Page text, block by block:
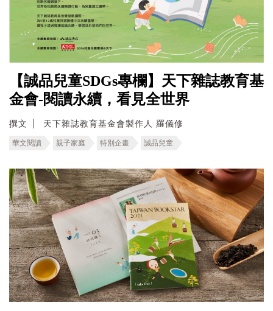
【誠品兒童SDGs專欄】天下雜誌教育基
金會-閱讀永續，看見全世界
撰文 天下雜誌教育基金會製作人 羅儀修
華文閱讀 親子家庭 特別企畫 誠品兒童